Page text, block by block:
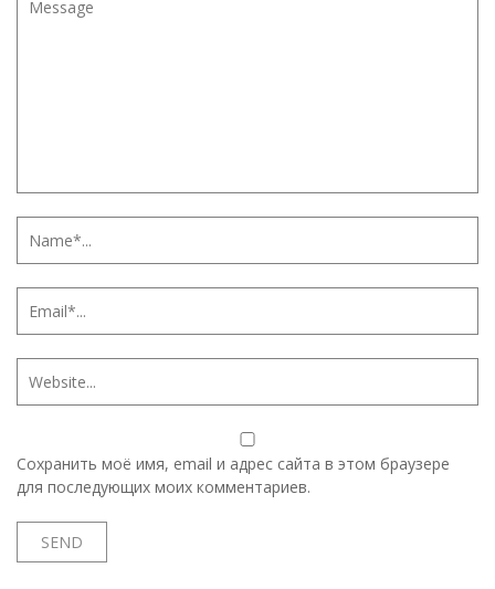
Сохранить моё имя, email и адрес сайта в этом браузере
для последующих моих комментариев.